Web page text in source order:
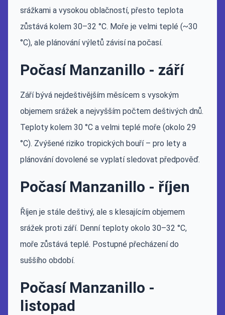
srážkami a vysokou oblačností, přesto teplota
zůstává kolem 30–32 °C. Moře je velmi teplé (~30
°C), ale plánování výletů závisí na počasí.
Počasí Manzanillo - září
Září bývá nejdeštivějším měsícem s vysokým
objemem srážek a nejvyšším počtem deštivých dnů.
Teploty kolem 30 °C a velmi teplé moře (okolo 29
°C). Zvýšené riziko tropických bouří – pro lety a
plánování dovolené se vyplatí sledovat předpověď.
Počasí Manzanillo - říjen
Říjen je stále deštivý, ale s klesajícím objemem
srážek proti září. Denní teploty okolo 30–32 °C,
moře zůstává teplé. Postupné přecházení do
suššího období.
Počasí Manzanillo -
listopad